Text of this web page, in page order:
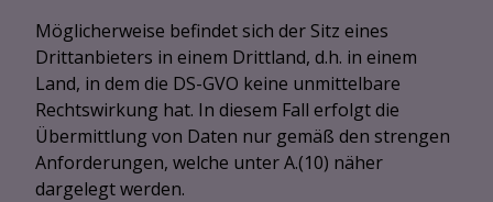
Möglicherweise befindet sich der Sitz eines
Drittanbieters in einem Drittland, d.h. in einem
Land, in dem die DS-GVO keine unmittelbare
Rechtswirkung hat. In diesem Fall erfolgt die
Übermittlung von Daten nur gemäß den strengen
Anforderungen, welche unter A.(10) näher
dargelegt werden.